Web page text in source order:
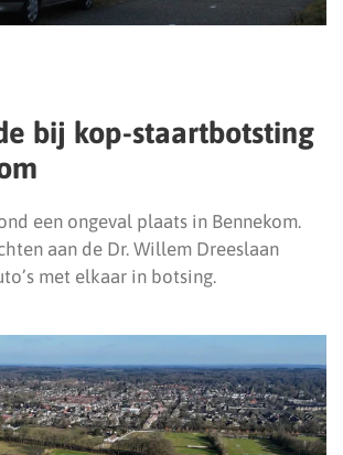
bij kop-staartbotsting
een ongeval plaats in Bennekom.
aan de Dr. Willem Dreeslaan
met elkaar in botsing.